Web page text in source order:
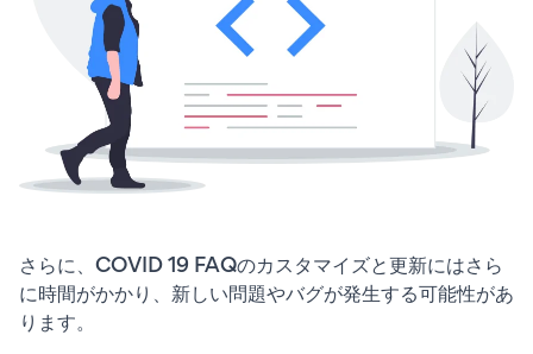
さらに、COVID 19 FAQのカスタマイズと更新にはさら
に時間がかかり、新しい問題やバグが発生する可能性があ
ります。